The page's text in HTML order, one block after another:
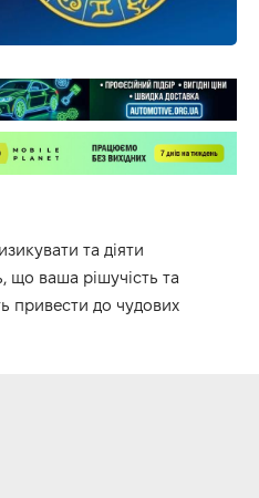
та діяти
що ваша рішучість та
привести до чудових